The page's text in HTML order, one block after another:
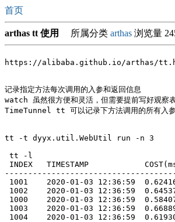
首页
arthas tt 使用 所属分类 arthas 浏览量
https://alibaba.github.io/arthas/
记录指定方法每次调用的入参和返回信息
watch 虽然很方便和灵活，但需要提前写好观察
TimeTunnel tt 可以记录下方法调用的所有入参
tt -t dyyx.util.WebUtil run -n 3
tt -l
INDEX   TIMESTAMP
1001    2020-01-03
1002    2020-01-03
1000    2020-01-03
1003    2020-01-03
1004    2020-01-03 12:36:59